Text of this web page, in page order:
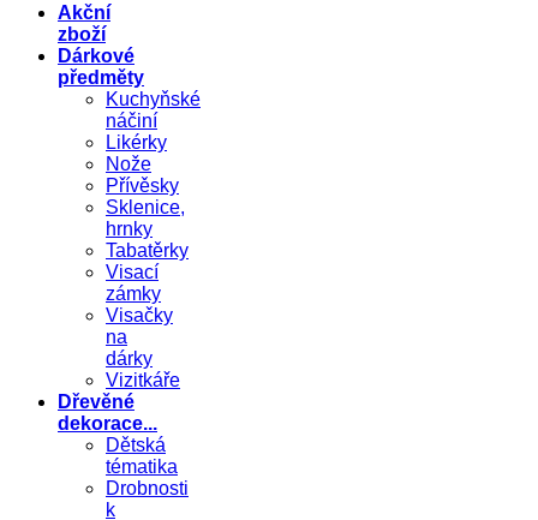
Akční
zboží
Dárkové
předměty
Kuchyňské
náčiní
Likérky
Nože
Přívěsky
Sklenice,
hrnky
Tabatěrky
Visací
zámky
Visačky
na
dárky
Vizitkáře
Dřevěné
dekorace...
Dětská
tématika
Drobnosti
k